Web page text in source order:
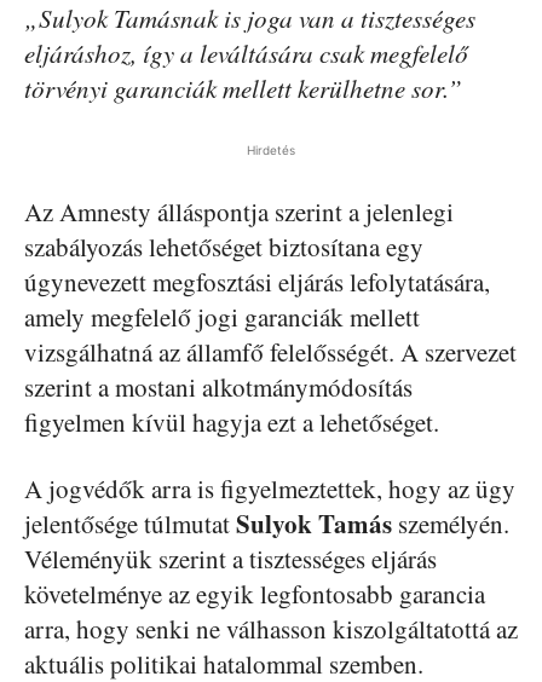
„Sulyok Tamásnak is joga van a tisztességes
eljáráshoz, így a leváltására csak megfelelő
törvényi garanciák mellett kerülhetne sor.”
Hirdetés
Az Amnesty álláspontja szerint a jelenlegi
szabályozás lehetőséget biztosítana egy
úgynevezett megfosztási eljárás lefolytatására,
amely megfelelő jogi garanciák mellett
vizsgálhatná az államfő felelősségét. A szervezet
szerint a mostani alkotmánymódosítás
figyelmen kívül hagyja ezt a lehetőséget.
A jogvédők arra is figyelmeztettek, hogy az ügy
jelentősége túlmutatSulyok Tamás személyén.
Véleményük szerint a tisztességes eljárás
követelménye az egyik legfontosabb garancia
arra, hogy senki ne válhasson kiszolgáltatottá az
aktuális politikai hatalommal szemben.